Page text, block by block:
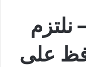
نلتزم
على